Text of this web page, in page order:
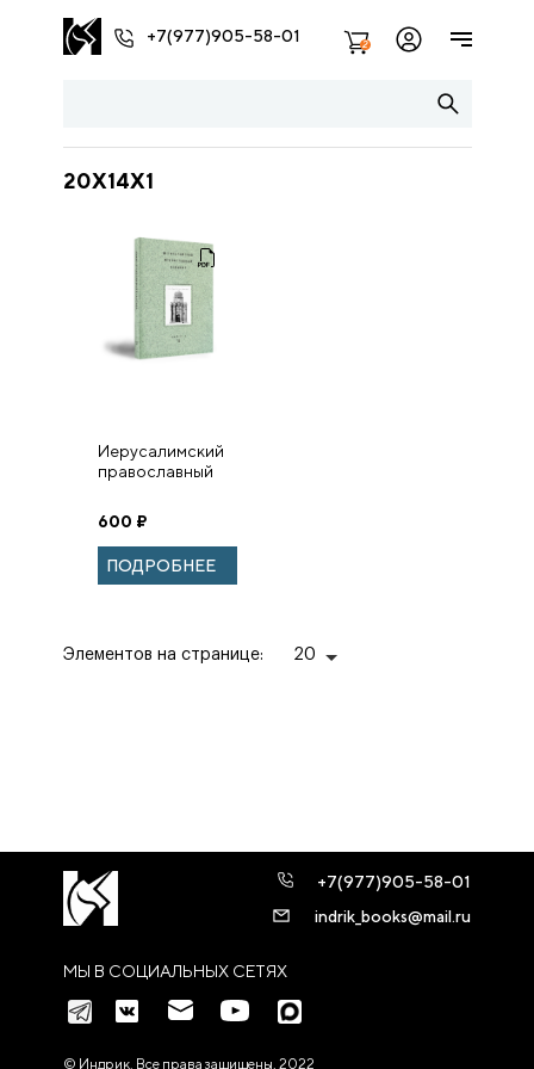
+7(977)905-58-01 2
20Х14Х1
Иерусалимский
православный
12
600 ₽
ПОДРОБНЕЕ
Элементов на странице: 20
МЫ В СОЦИАЛЬНЫХ СЕТЯХ
+7(977)905-58-01
indrik_books@mail.ru
© Индрик. Все права защищены, 2022